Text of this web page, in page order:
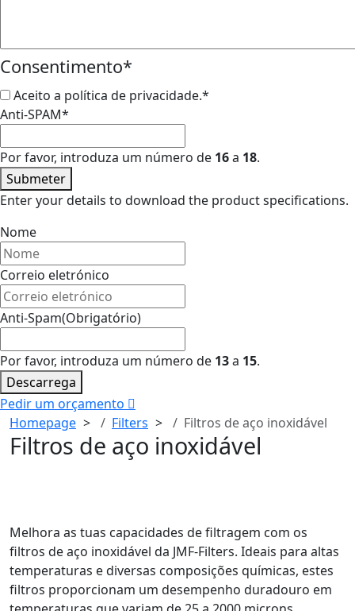
Consentimento*
Aceito a política de privacidade.*
Anti-SPAM*
Por favor, introduza um número de 16a 18.
Submeter
Enter your details to download the product specifications.
Nome
Correio eletrónico
Anti-Spam(Obrigatório)
Por favor, introduza um número de 13a 15.
Descarrega
Pedir um orçamento
Homepage
Filters Filtros de aço inoxidável
Filtros de aço inoxidável
Melhora as tuas capacidades de filtragem com os
filtros de aço inoxidável da JMF-Filters. Ideais para altas
temperaturas e diversas composições químicas, estes
filtros proporcionam um desempenho duradouro em